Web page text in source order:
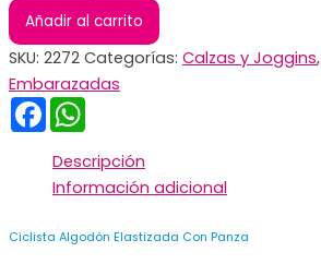
Añadir al carrito
SKU: 2272 Categorías: Calzas y Joggins,
Embarazadas
Facebook
Descripción
Información adicional
Ciclista Algodón Elastizada Con Panza